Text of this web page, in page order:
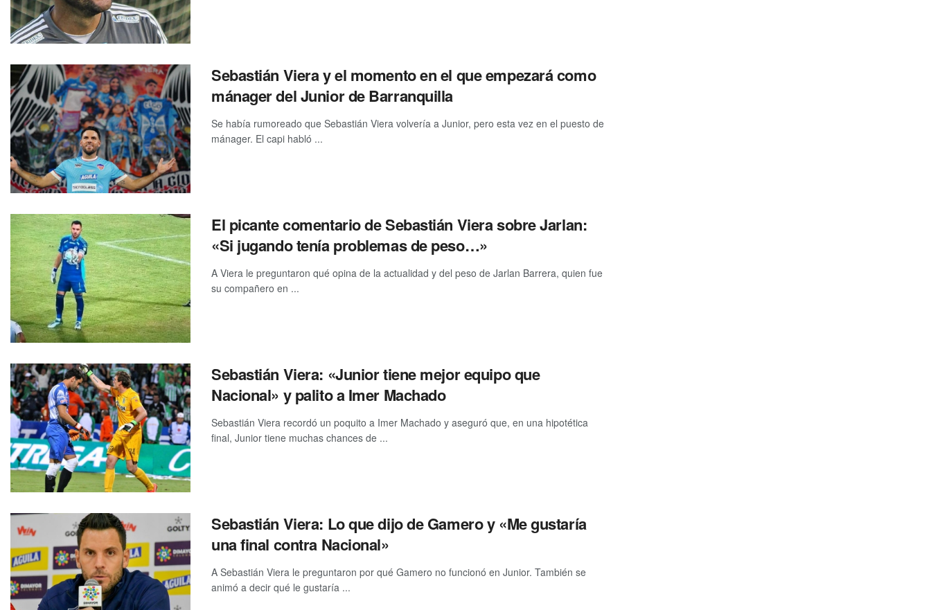
Sebastián Viera y el momento en el que empezará como
mánager del Junior de Barranquilla
Se había rumoreado que Sebastián Viera volvería a Junior, pero esta vez en el puesto de
mánager. El capi habló ...
El picante comentario de Sebastián Viera sobre Jarlan:
«Si jugando tenía problemas de peso…»
A Viera le preguntaron qué opina de la actualidad y del peso de Jarlan Barrera, quien fue
su compañero en ...
Sebastián Viera: «Junior tiene mejor equipo que
Nacional» y palito a Imer Machado
Sebastián Viera recordó un poquito a Imer Machado y aseguró que, en una hipotética
final, Junior tiene muchas chances de ...
Sebastián Viera: Lo que dijo de Gamero y «Me gustaría
una final contra Nacional»
A Sebastián Viera le preguntaron por qué Gamero no funcionó en Junior. También se
animó a decir qué le gustaría ...